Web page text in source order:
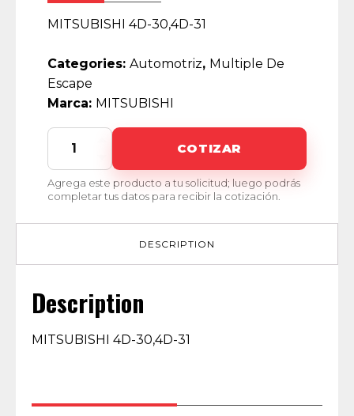
MITSUBISHI 4D-30,4D-31
Categories: Automotriz, Multiple De
Escape
Marca: MITSUBISHI
MS013518-
quantity
COTIZAR
Agrega este producto a tu solicitud; luego podrás
completar tus datos para recibir la cotización.
DESCRIPTION
Description
MITSUBISHI 4D-30,4D-31